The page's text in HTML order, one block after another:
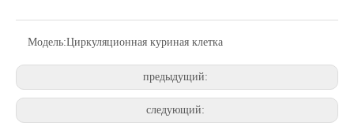
Модель:Циркуляционная куриная клетка
предыдущий:
следующий: